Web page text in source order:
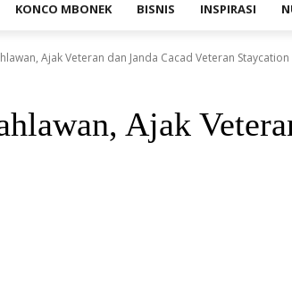
KONCO MBONEK BISNIS INSPIRASI
Ajak Veteran dan Janda Cacad Veteran
Ajak